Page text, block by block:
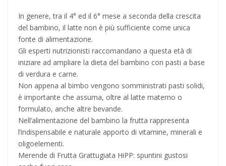
In genere, tra il 4° ed il 6° mese a seconda della crescita
del bambino, il latte non è più sufficiente come unica
fonte di alimentazione.
Gli esperti nutrizionisti raccomandano a questa età di
iniziare ad ampliare la dieta del bambino con pasti a base
di verdura e carne.
Non appena al bimbo vengono somministrati pasti solidi,
è importante che assuma, oltre al latte materno o
formulato, anche altre bevande.
Nell’alimentazione del bambino la frutta rappresenta
l’indispensabile e naturale apporto di vitamine, minerali e
oligoelementi.
Merende di Frutta Grattugiata HiPP: spuntini gustosi